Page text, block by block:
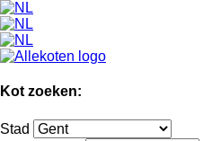
Kot zoeken:
Stad